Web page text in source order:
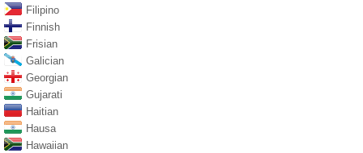
Filipino
Finnish
Frisian
Galician
Georgian
Gujarati
Haitian
Hausa
Hawaiian